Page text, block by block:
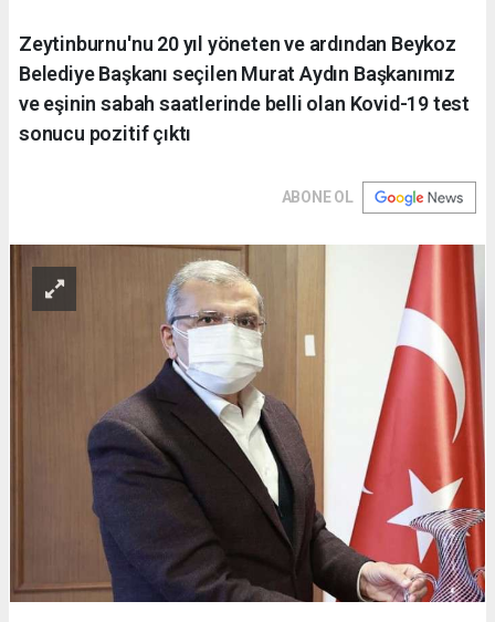
Zeytinburnu'nu 20 yıl yöneten ve ardından Beykoz
Belediye Başkanı seçilen Murat Aydın Başkanımız
ve eşinin sabah saatlerinde belli olan Kovid-19 test
sonucu pozitif çıktı
ABONE OL